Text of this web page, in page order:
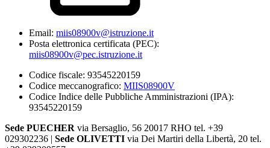
Email: miis08900v@istruzione.it
Posta elettronica certificata (PEC):
miis08900v@pec.istruzione.it
Codice fiscale: 93545220159
Codice meccanografico: MIIS08900V
Codice Indice delle Pubbliche Amministrazioni (IPA):
93545220159
Sede PUECHER via Bersaglio, 56 20017 RHO tel. +39
029302236 | Sede OLIVETTI via Dei Martiri della Libertà, 20 tel.